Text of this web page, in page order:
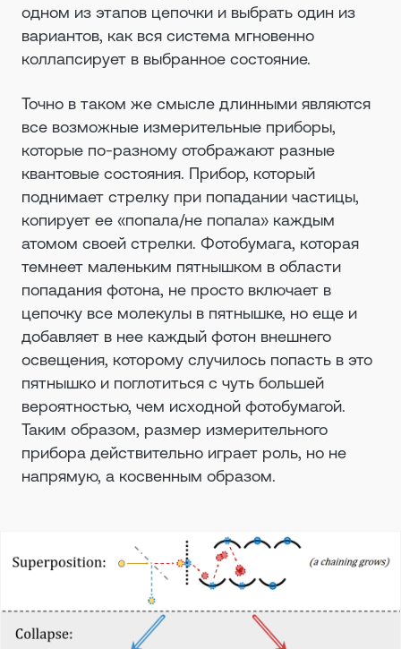
одном из этапов цепочки и выбрать один из
вариантов, как вся система мгновенно
коллапсирует в выбранное состояние.
Точно в таком же смысле длинными являются
все возможные измерительные приборы,
которые по-разному отображают разные
квантовые состояния. Прибор, который
поднимает стрелку при попадании частицы,
копирует ее «попала/не попала» каждым
атомом своей стрелки. Фотобумага, которая
темнеет маленьким пятнышком в области
попадания фотона, не просто включает в
цепочку все молекулы в пятнышке, но еще и
добавляет в нее каждый фотон внешнего
освещения, которому случилось попасть в это
пятнышко и поглотиться с чуть большей
вероятностью, чем исходной фотобумагой.
Таким образом, размер измерительного
прибора действительно играет роль, но не
напрямую, а косвенным образом.